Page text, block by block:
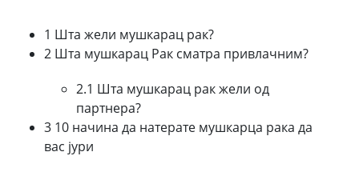
1 Шта жели мушкарац рак?
2 Шта мушкарац Рак сматра привлачним?
2.1 Шта мушкарац рак жели од
партнера?
3 10 начина да натерате мушкарца рака да
вас јури